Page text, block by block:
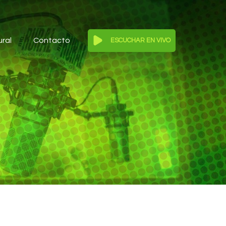
Contacto ESCUCHAR EN VIVO
Reproductor
de
audio